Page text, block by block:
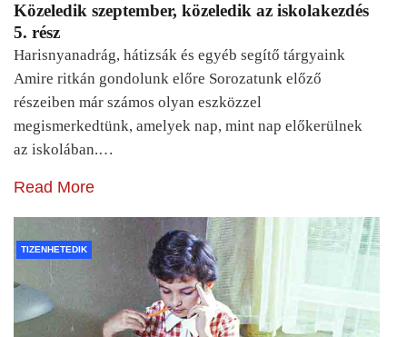
Közeledik szeptember, közeledik az iskolakezdés
5. rész
Harisnyanadrág, hátizsák és egyéb segítő tárgyaink
Amire ritkán gondolunk előre Sorozatunk előző
részeiben már számos olyan eszközzel
megismerkedtünk, amelyek nap, mint nap előkerülnek
az iskolában.…
Read More
TIZENHETEDIK